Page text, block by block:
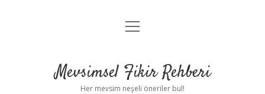
Anasayfa
Yasal Uyarı
menüyü
Mevsimsel Fikir Rehberi
Her mevsim neşeli öneriler bul!